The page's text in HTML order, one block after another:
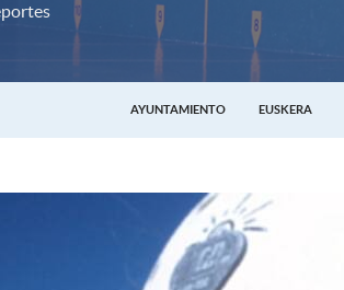
AYUNTAMIENTO EUSKERA